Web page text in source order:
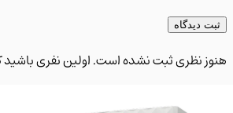
دیدگاه
نظری ثبت نشده است. اولین نفری باشید که